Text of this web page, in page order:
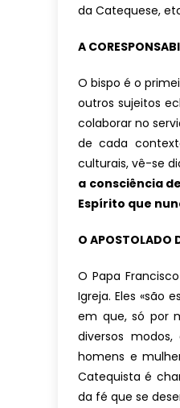
da Catequese,
A
O bispo é o
outros sujeitos
colaborar no
de cada
culturais, vê-se
a consciência
Espírito que
O APOSTOLADO
O Papa
Igreja. Eles «são
em que, só por
diversos
homens e
Catequista é
da fé que se